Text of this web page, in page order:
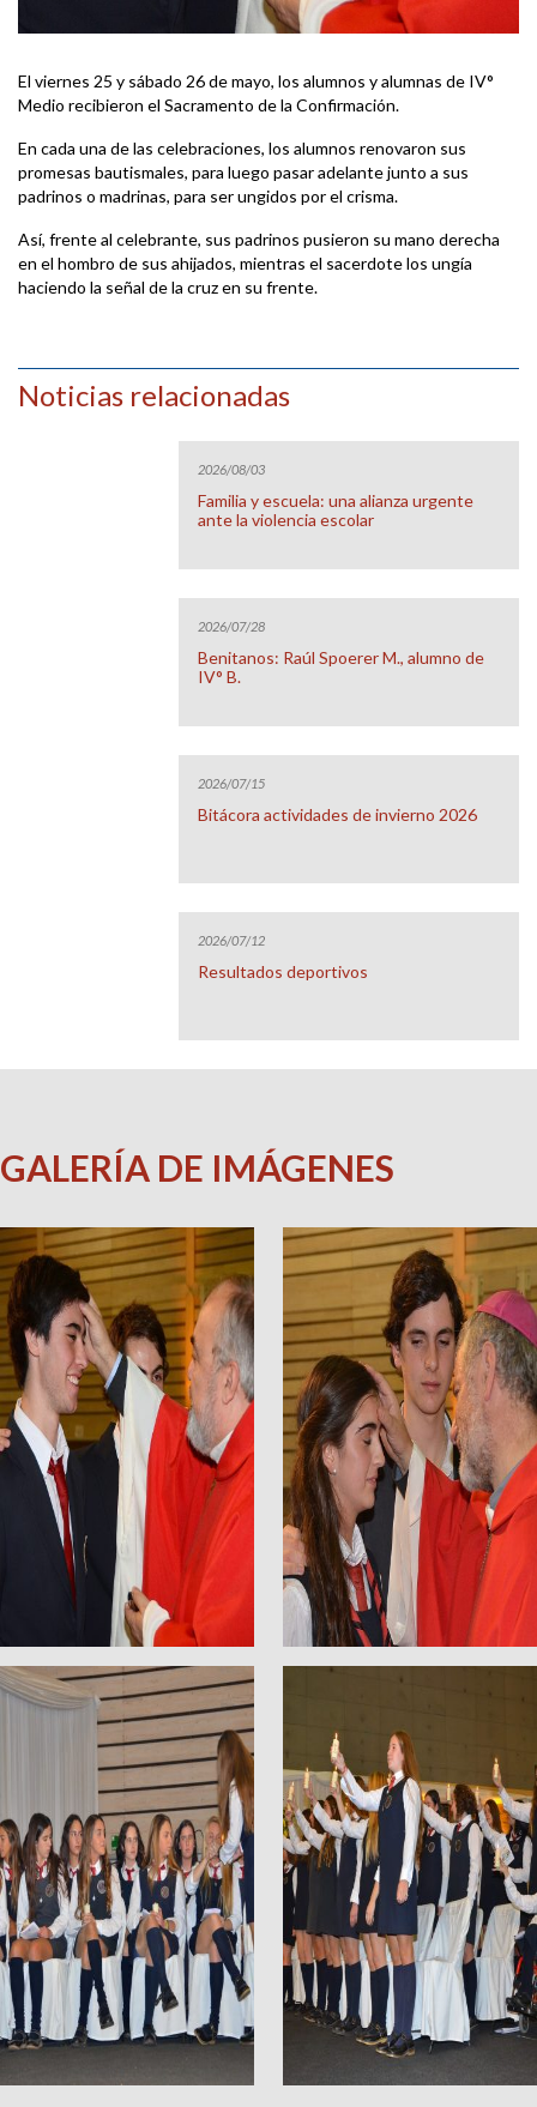
El viernes 25 y sábado 26 de mayo, los alumnos y alumnas de IV°
Medio recibieron el Sacramento de la Confirmación.
En cada una de las celebraciones, los alumnos renovaron sus
promesas bautismales, para luego pasar adelante junto a sus
padrinos o madrinas, para ser ungidos por el crisma.
Así, frente al celebrante, sus padrinos pusieron su mano derecha
en el hombro de sus ahijados, mientras el sacerdote los ungía
haciendo la señal de la cruz en su frente.
Noticias relacionadas
2026/08/03
Familia y escuela: una alianza urgente
ante la violencia escolar
2026/07/28
Benitanos: Raúl Spoerer M., alumno de
IV° B.
2026/07/15
Bitácora actividades de invierno 2026
2026/07/12
Resultados deportivos
GALERÍA DE IMÁGENES